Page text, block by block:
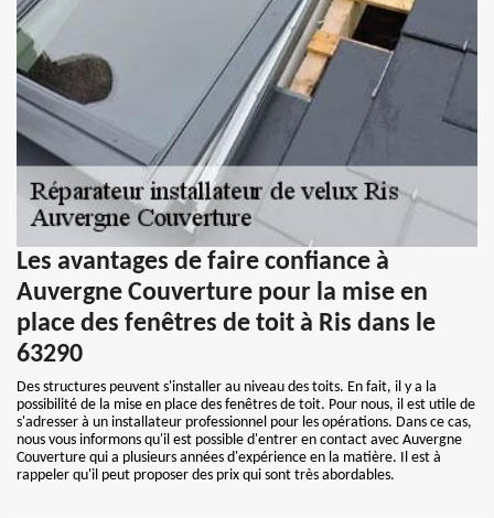
Les avantages de faire confiance à
Auvergne Couverture pour la mise en
place des fenêtres de toit à Ris dans le
63290
Des structures peuvent s'installer au niveau des toits. En fait, il y a la
possibilité de la mise en place des fenêtres de toit. Pour nous, il est utile de
s'adresser à un installateur professionnel pour les opérations. Dans ce cas,
nous vous informons qu'il est possible d'entrer en contact avec Auvergne
Couverture qui a plusieurs années d'expérience en la matière. Il est à
rappeler qu'il peut proposer des prix qui sont très abordables.